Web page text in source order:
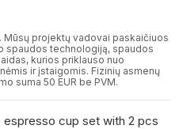
Mūsų projektų vadovai paskaičiuos
spaudos technologiją, spaudos
kurios priklauso nuo
ir įstaigomis. Fizinių asmenų
suma 50 EUR be PVM.
espresso cup set with 2 pcs